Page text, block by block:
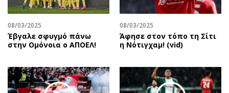
08/03/2025
Έβγαλε σφυγμό πάνω
στην Ομόνοια ο ΑΠΟΕΛ!
08/03/2025
Άφησε στον τόπο τη Σίτι
η Νότιγχαμ! (vid)